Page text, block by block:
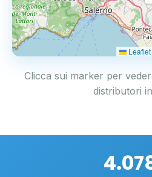
Leaflet
Clicca sui marker per
distributori